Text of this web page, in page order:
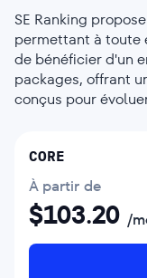
SE Ranking
permettant à toute
de bénéficier d'un
packages, offrant
conçus pour
CORE
À partir de
$103.20 /